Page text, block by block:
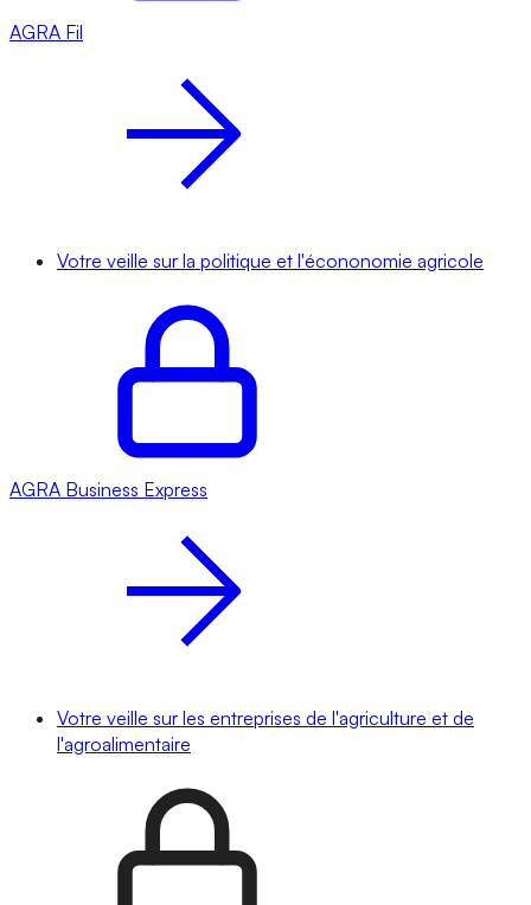
AGRA Fil
Votre veille sur la politique et l'écononomie agricole
AGRA Business Express
Votre veille sur les entreprises de l'agriculture et de
l'agroalimentaire